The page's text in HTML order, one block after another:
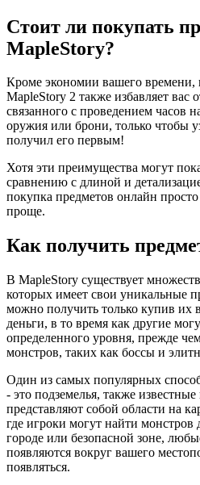
Стоит ли покупать
MapleStory?
Кроме экономии вашего времени,
MapleStory 2 также избавляет вас
связанного с проведением часов
оружия или брони, только чтобы
получил его первым!
Хотя эти преимущества могут
сравнению с длиной и
покупка предметов онлайн
проще.
Как получить
В MapleStory существует
которых имеет свои уникальные
можно получить только купив их
деньги, в то время как другие
определенного уровня, прежде
монстров, таких как боссы и
Один из самых популярных
- это подземелья, также
представляют собой области на
где игроки могут найти монстров
городе или безопасной зоне,
появляются вокруг вашего
появляться.